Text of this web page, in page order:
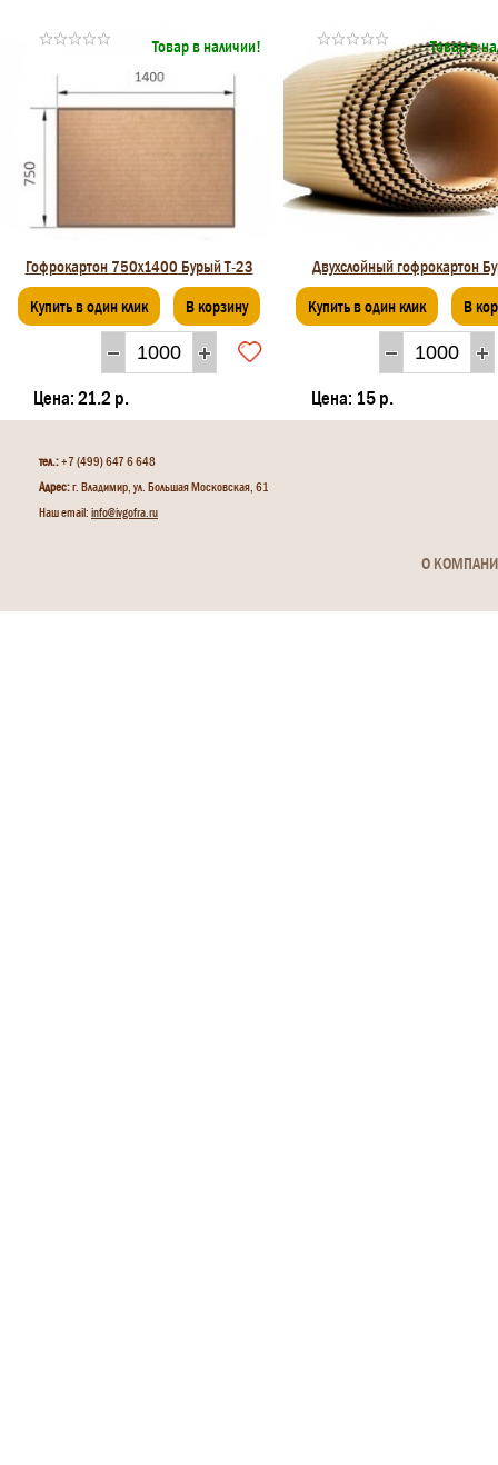
Товар в наличии!
Гофрокартон 750х1400 Бурый Т-23
Купить в один клик В корзину
Цена: 21.2 р.
Товар в
Двухслойный гофрокартон
Купить в один клик В
Цена: 15 р.
тел.:+7 (499) 647 6 648
Адрес:г. Владимир, ул. Большая Московская, 61
Наш email: info@ivgofra.ru
О